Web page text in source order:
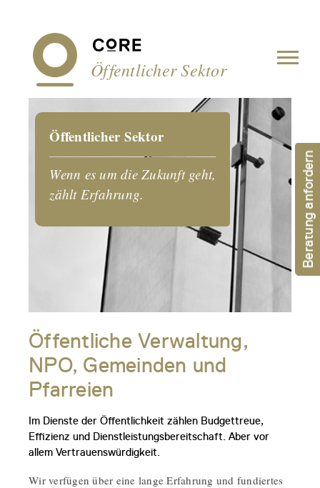
Öffentlicher Sektor
Öffentlicher Sektor
Wenn es um die Zukunft geht,
zählt Erfahrung.
Öffentliche Verwaltung,
NPO, Gemeinden und
Pfarreien
Im Dienste der Öffentlichkeit zählen Budgettreue,
Effizienz und Dienstleistungsbereitschaft. Aber vor
allem Vertrauenswürdigkeit.
Wir verfügen über eine lange Erfahrung und fundiertes
Beratung anfordern